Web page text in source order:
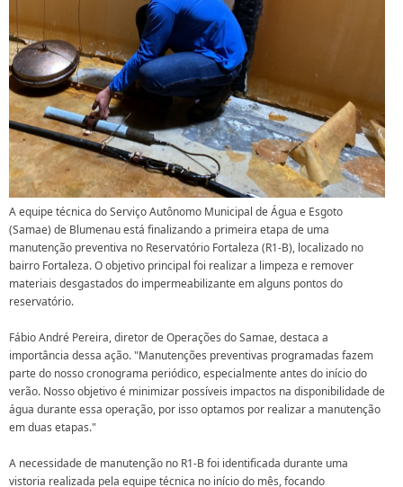
A equipe técnica do Serviço Autônomo Municipal de Água e Esgoto
(Samae) de Blumenau está finalizando a primeira etapa de uma
manutenção preventiva no Reservatório Fortaleza (R1-B), localizado no
bairro Fortaleza. O objetivo principal foi realizar a limpeza e remover
materiais desgastados do impermeabilizante em alguns pontos do
reservatório.
Fábio André Pereira, diretor de Operações do Samae, destaca a
importância dessa ação. "Manutenções preventivas programadas fazem
parte do nosso cronograma periódico, especialmente antes do início do
verão. Nosso objetivo é minimizar possíveis impactos na disponibilidade de
água durante essa operação, por isso optamos por realizar a manutenção
em duas etapas."
A necessidade de manutenção no R1-B foi identificada durante uma
vistoria realizada pela equipe técnica no início do mês, focando